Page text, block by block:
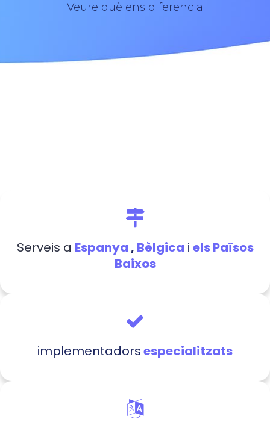
Veure què ens diferencia
Serveis a Espanya , Bèlgica i els Països
Baixos
implementadorsespecialitzats